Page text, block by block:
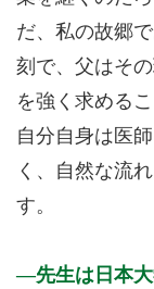
だ、私の故郷
刻で、父はそ
を強く求める
自分自身は医
く、自然な流
す。
先生は日本